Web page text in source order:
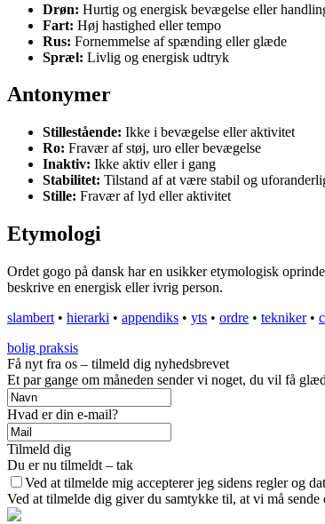
Drøn: Hurtig og energisk bevægelse eller
Fart: Høj hastighed eller tempo
Rus: Fornemmelse af spænding eller glæde
Spræl: Livlig og energisk udtryk
Antonymer
Stillestående: Ikke i bevægelse eller aktivitet
Ro: Fravær af støj, uro eller bevægelse
Inaktiv: Ikke aktiv eller i gang
Stabilitet: Tilstand af at være stabil og
Stille: Fravær af lyd eller aktivitet
Etymologi
Ordet gogo på dansk har en usikker etymologisk
beskrive en energisk eller ivrig person.
slambert • hierarki • appendiks • yts • ordre • tekniker•
bolig praksis
Få nyt fra os – tilmeld dig nyhedsbrevet
Et par gange om måneden sender vi noget, du vil få
Hvad er din e-mail?
Tilmeld dig
Du er nu tilmeldt – tak
Ved at tilmelde mig accepterer jeg sidens regler og
Ved at tilmelde dig giver du samtykke til, at vi må